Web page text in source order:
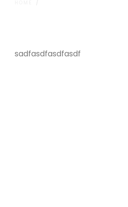
sadfasdfasdfasdf